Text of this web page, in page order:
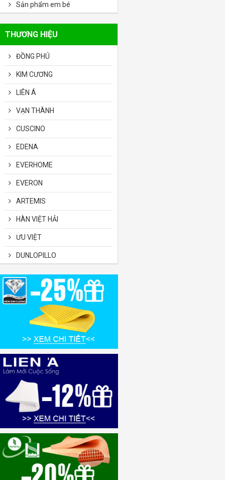
Sản phẩm em bé
THƯƠNG HIỆU
ĐỒNG PHÚ
KIM CƯƠNG
LIÊN Á
VẠN THÀNH
CUSCINO
EDENA
EVERHOME
EVERON
ARTEMIS
HÀN VIỆT HẢI
ƯU VIỆT
DUNLOPILLO